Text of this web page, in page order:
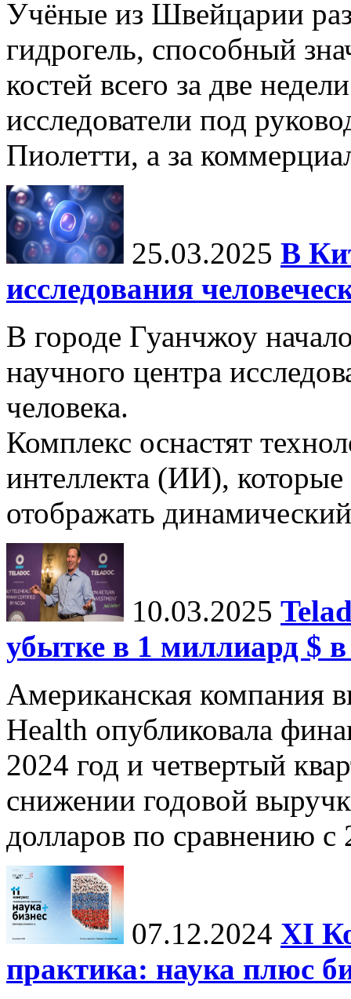
Учёные из Швейцарии
гидрогель, способный
костей всего за две
исследователи под
Пиолетти, а за
25.03.2025 В
исследования
В городе Гуанчжоу
научного центра
человека.
Комплекс оснастят
интеллекта (ИИ),
отображать
10.03.2025
убытке в 1 миллиард $ в
Американская компания
Health опубликовала
2024 год и четвертый
снижении годовой
долларов по сравнению с
07.12.2024 ХI
практика: наука плюс